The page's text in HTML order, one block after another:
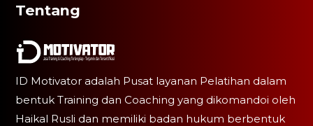
Tentang
ID Motivator adalah Pusat layanan Pelatihan dalam
bentuk Training dan Coaching yang dikomandoi oleh
Haikal Rusli dan memiliki badan hukum berbentuk